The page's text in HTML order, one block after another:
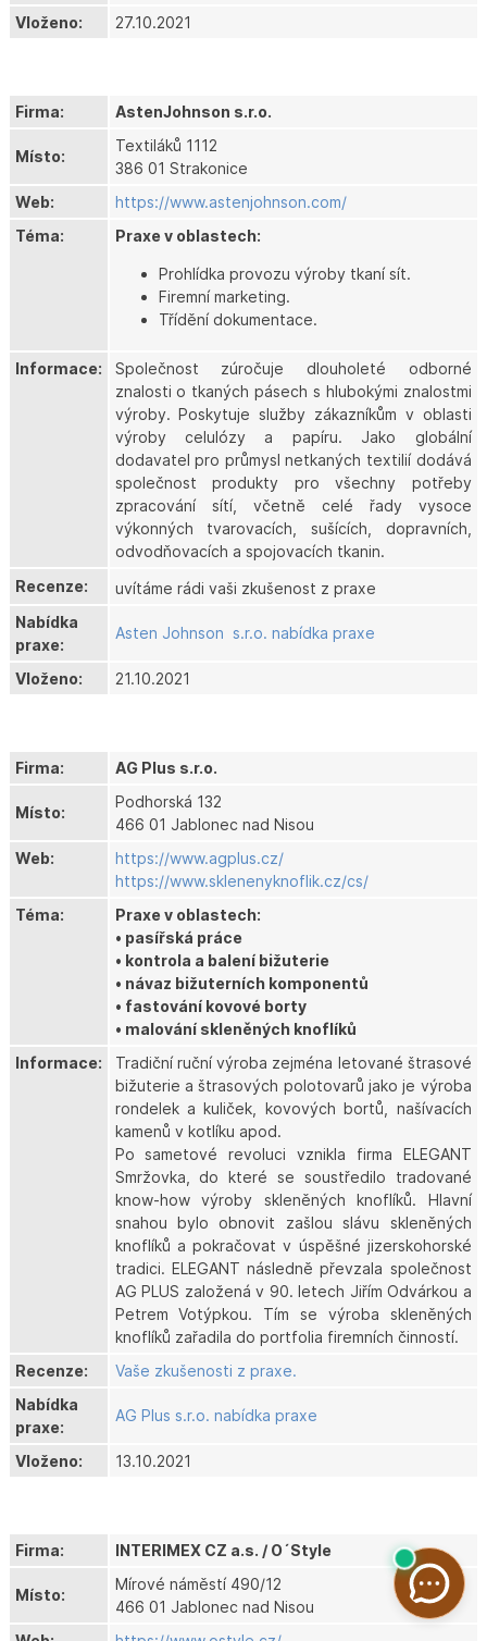
Vloženo: 27.10.2021
Firma: AstenJohnson s.r.o.
Místo:
Textiláků 1112
386 01 Strakonice
Web:
https://www.astenjohnson.com/
Téma:
Praxe v oblastech:
Prohlídka provozu výroby tkaní sít.
Firemní marketing.
Třídění dokumentace.
Informace:
Společnost zúročuje dlouholeté odborné
znalosti o tkaných pásech s hlubokými znalostmi
výroby. Poskytuje služby zákazníkům v oblasti
výroby celulózy a papíru. Jako globální
dodavatel pro průmysl netkaných textilií dodává
společnost produkty pro všechny potřeby
zpracování sítí, včetně celé řady vysoce
výkonných tvarovacích, sušících, dopravních,
odvodňovacích a spojovacích tkanin.
Recenze:
uvítáme rádi vaši zkušenost z praxe
Nabídka
praxe:
Asten Johnson s.r.o. nabídka praxe
Vloženo: 21.10.2021
Firma: AG Plus s.r.o.
Místo:
Podhorská 132
466 01 Jablonec nad Nisou
Web:
https://www.agplus.cz/
https://www.sklenenyknoflik.cz/cs/
Téma:
Praxe v oblastech:
• pasířská práce
• kontrola a balení bižuterie
• návaz bižuterních komponentů
• fastování kovové borty
• malování skleněných knoflíků
Informace:
Tradiční ruční výroba zejména letované štrasové
bižuterie a štrasových polotovarů jako je výroba
rondelek a kuliček, kovových bortů, našívacích
kamenů v kotlíku apod.
Po sametové revoluci vznikla firma ELEGANT
Smržovka, do které se soustředilo tradované
know-how výroby skleněných knoflíků. Hlavní
snahou bylo obnovit zašlou slávu skleněných
knoflíků a pokračovat v úspěšné jizerskohorské
tradici. ELEGANT následně převzala společnost
AG PLUS založená v 90. letech Jiřím Odvárkou a
Petrem Votýpkou. Tím se výroba skleněných
knoflíků zařadila do portfolia firemních činností.
Recenze:
Vaše zkušenosti z praxe.
Nabídka
praxe:
AG Plus s.r.o. nabídka praxe
Vloženo: 13.10.2021
Firma: INTERIMEX CZ a.s. / O´Style
Místo:
Mírové náměstí 490/12
466 01 Jablonec nad Nisou